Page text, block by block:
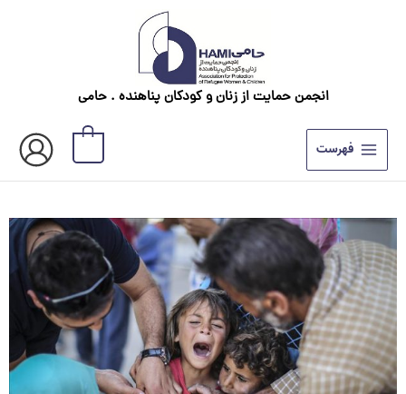
انجمن حمایت از زنان و کودکان پناهنده . حامی
فهرست